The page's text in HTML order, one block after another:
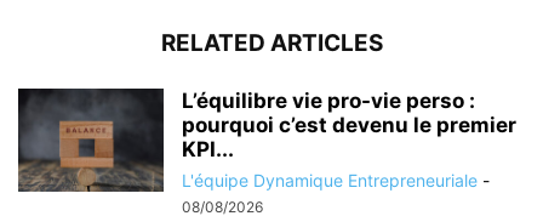
RELATED ARTICLES
L’équilibre vie pro-vie perso :
pourquoi c’est devenu le premier
KPI...
L'équipe Dynamique Entrepreneuriale -
08/08/2026